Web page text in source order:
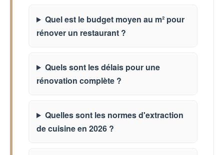
Quel est le budget moyen au m² pour
rénover un restaurant ?
Quels sont les délais pour une
rénovation complète ?
Quelles sont les normes d'extraction
de cuisine en 2026 ?